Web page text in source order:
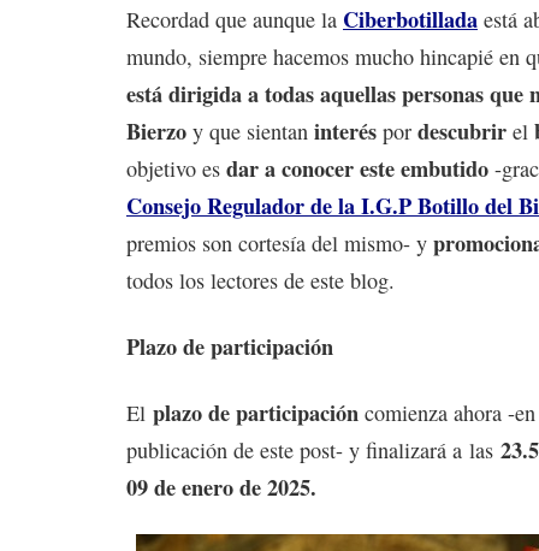
Recordad que aunque la Ciberbotillada está
mundo, siempre hacemos mucho hincapié en
está dirigida a todas aquellas personas que
Bierzo y que sientan interés por descubrir el
objetivo es dar a conocer este embutido -
Consejo Regulador de la I.G.P Botillo del
premios son cortesía del mismo- y
todos los lectores de este blog.
Plazo de participación
El plazo de participación comienza ahora -
publicación de este post- y finalizará a las
09 de enero de 2025.